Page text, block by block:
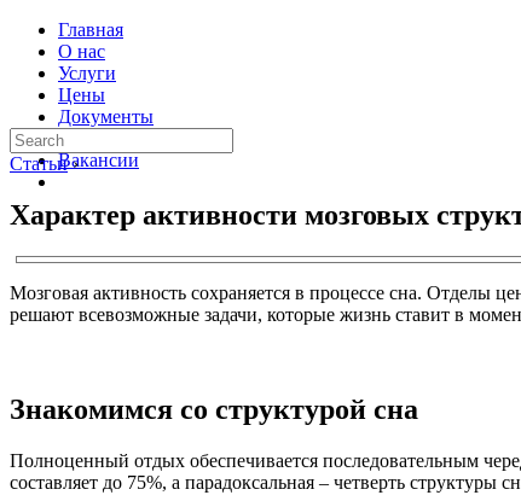
Главная
О нас
Услуги
Цены
Документы
Контакты
Вакансии
Статьи ›
Характер активности мозговых
Мозговая активность сохраняется в процессе сна. Отделы
решают всевозможные задачи, которые жизнь ставит в
Знакомимся со структурой сна
Полноценный отдых обеспечивается последовательным
составляет до 75%, а парадоксальная – четверть